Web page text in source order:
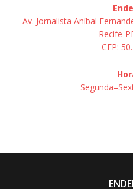
Av. Jornalista Aníbal
Recife-
CEP: